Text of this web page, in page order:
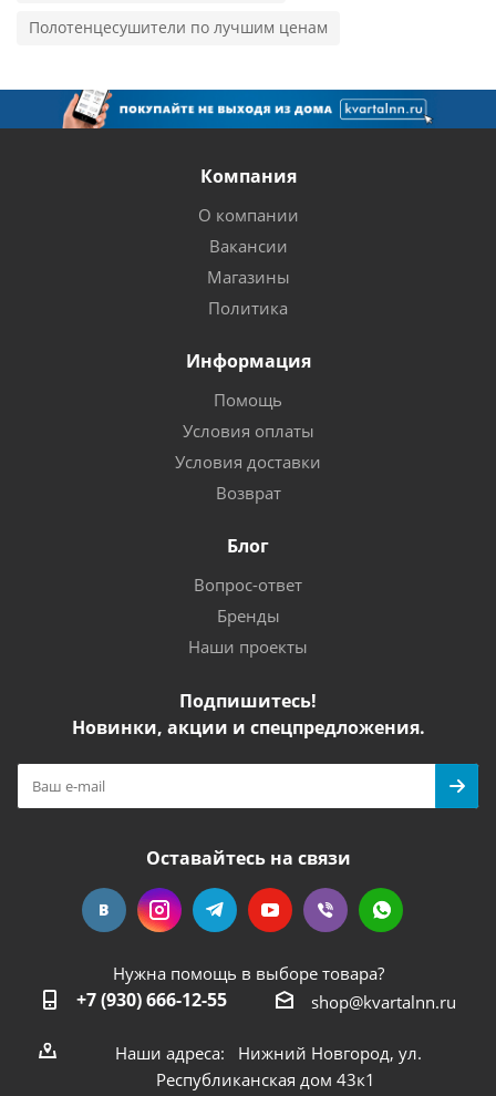
Полотенцесушители по лучшим ценам
Компания
О компании
Вакансии
Магазины
Политика
Информация
Помощь
Условия оплаты
Условия доставки
Возврат
Блог
Вопрос-ответ
Бренды
Наши проекты
Подпишитесь!
Новинки, акции и спецпредложения.
Оставайтесь на связи
Нужна помощь в выборе товара?
+7 (930) 666-12-55 shop@kvartalnn.ru
Наши адреса: Нижний Новгород, ул.
Республиканская дом 43к1